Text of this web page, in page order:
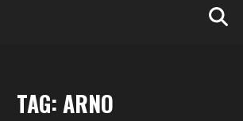
TAG:ARNO